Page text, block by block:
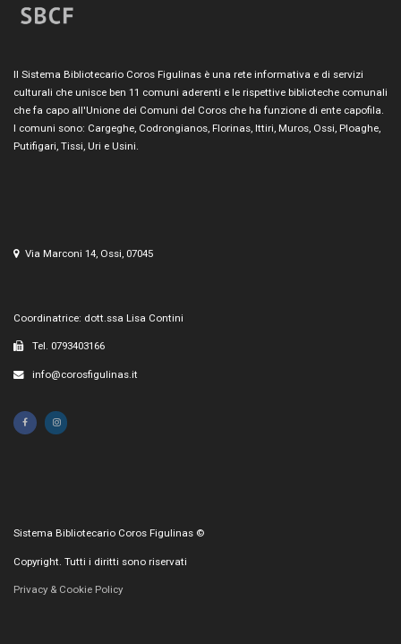
Il Sistema Bibliotecario Coros Figulinas è una rete informativa e di servizi
culturali che unisce ben 11 comuni aderenti e le rispettive biblioteche comunali
che fa capo all'Unione dei Comuni del Coros che ha funzione di ente capofila.
I comuni sono: Cargeghe, Codrongianos, Florinas, Ittiri, Muros, Ossi, Ploaghe,
Putifigari, Tissi, Uri e Usini.
Via Marconi 14, Ossi, 07045
Coordinatrice: dott.ssa Lisa Contini
Tel. 0793403166
info@corosfigulinas.it
Sistema Bibliotecario Coros Figulinas ©
Copyright. Tutti i diritti sono riservati
Privacy & Cookie Policy